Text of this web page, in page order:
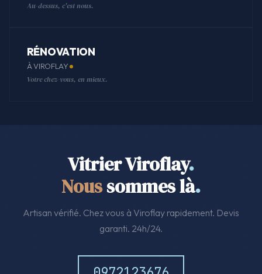
Au-dessus, c'est nous.
RÉNOVATION
À VIROFLAY
Votre chez-vous, en mieux.
Vitrier Viroflay.
Noussommes là.
Artisan vérifié. Chez vous à Viroflay rapidement. Devis
garanti. 24h/24.